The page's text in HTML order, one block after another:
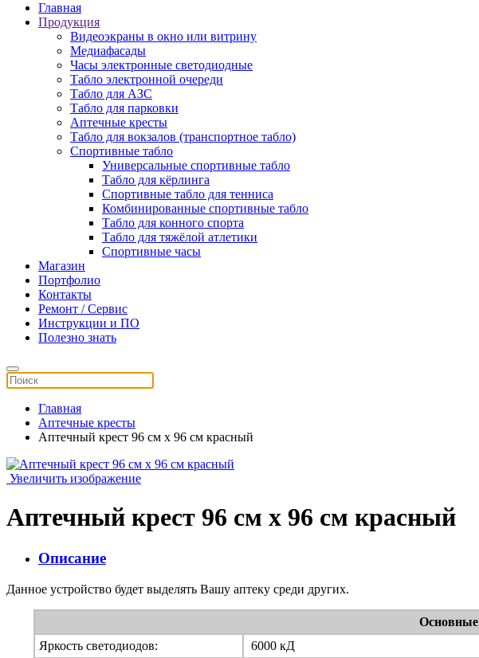
Главная
Продукция
Видеоэкраны в окно или витрину
Медиафасады
Часы электронные светодиодные
Табло электронной очереди
Табло для АЗС
Табло для парковки
Аптечные кресты
Табло для вокзалов (транспортное табло)
Спортивные табло
Универсальные спортивные табло
Табло для кёрлинга
Спортивные табло для тенниса
Комбинированные спортивные табло
Табло для конного спорта
Табло для тяжёлой атлетики
Спортивные часы
Магазин
Портфолио
Контакты
Ремонт / Сервис
Инструкции и ПО
Полезно знать
Главная
Аптечные кресты
Аптечный крест 96 см х 96 см красный
Увеличить изображение
Аптечный крест 96 см х 96 см красный
Описание
Данное устройство будет выделять Вашу аптеку среди других.
Основные
Яркость светодиодов:
6000 кД